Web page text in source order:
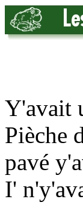
Y'avait
Pièche
pavé
I'